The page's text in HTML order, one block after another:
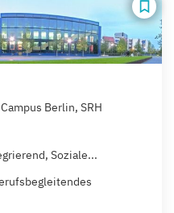
Berlin, SRH
Soziale...